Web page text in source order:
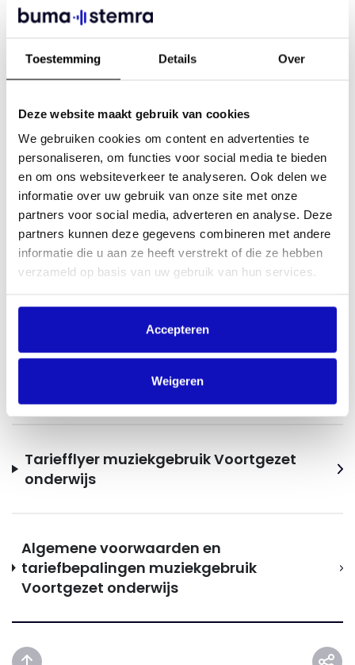
Toestemming Details Over
Deze website maakt gebruik van cookies
We gebruiken cookies om content en advertenties te
personaliseren, om functies voor social media te bieden
en om ons websiteverkeer te analyseren. Ook delen we
informatie over uw gebruik van onze site met onze
partners voor social media, adverteren en analyse. Deze
partners kunnen deze gegevens combineren met andere
informatie die u aan ze heeft verstrekt of die ze hebben
verzameld op basis van uw gebruik van hun services.
Accepteren
Weigeren
BumaStemra is al je muziekgebruik in één keer goed
geregeld.
Goed voor muziekmakers. Goed voor jouw resultaten.
Wat kost het?
De vergoeding berekenen we op basis van de soort
activiteiten (klassenavonden, feesten) per kalenderjaar en
het aantal leerlingen op uw school. Het maakt niet uit hoe
vaak je muziek gebruikt, of de muziek centraal staat in de
activiteiten of alleen als achtergrond. Wel gaan we er
vanuit dat de gages/uitkoopsommen voor de optredens
niet hoger zijn dan € 1.000,-. Is dat wel zo, dan is ons
algemeen tarief van toepassing.
Vraag nu een licentie aan
Downloads
Download hier aanvullende informatie.
Tariefflyer muziekgebruik Voortgezet
onderwijs
Algemene voorwaarden en
tariefbepalingen muziekgebruik
Voortgezet onderwijs